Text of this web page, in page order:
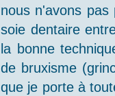
nous n'avons
soie dentaire
la bonne
de bruxisme
que je porte à